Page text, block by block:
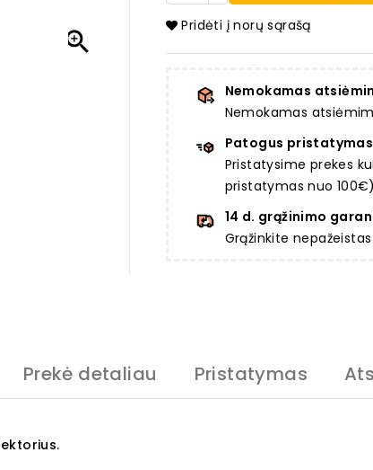

Pridėti į norų sąrašą
Nemokamas
Nemokamas
Patogus pristatymas
Pristatysime prekes
pristatymas nuo 100€)
14 d. grąžinimo
Grąžinkite
Prekė detaliau Pristatymas